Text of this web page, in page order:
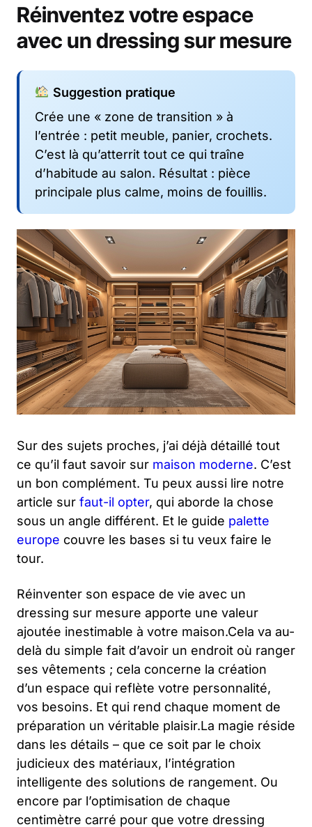
Réinventez votre espace
avec un dressing sur mesure
Suggestion pratique
Crée une « zone de transition » à
l’entrée : petit meuble, panier, crochets.
C’est là qu’atterrit tout ce qui traîne
d’habitude au salon. Résultat : pièce
principale plus calme, moins de fouillis.
Sur des sujets proches, j’ai déjà détaillé tout
ce qu’il faut savoir sur maison moderne. C’est
un bon complément. Tu peux aussi lire notre
article sur faut-il opter, qui aborde la chose
sous un angle différent. Et le guide palette
europe couvre les bases si tu veux faire le
tour.
Réinventer son espace de vie avec un
dressing sur mesure apporte une valeur
ajoutée inestimable à votre maison.Cela va au-
delà du simple fait d’avoir un endroit où ranger
ses vêtements ; cela concerne la création
d’un espace qui reflète votre personnalité,
vos besoins. Et qui rend chaque moment de
préparation un véritable plaisir.La magie réside
dans les détails – que ce soit par le choix
judicieux des matériaux, l’intégration
intelligente des solutions de rangement. Ou
encore par l’optimisation de chaque
centimètre carré pour que votre dressing